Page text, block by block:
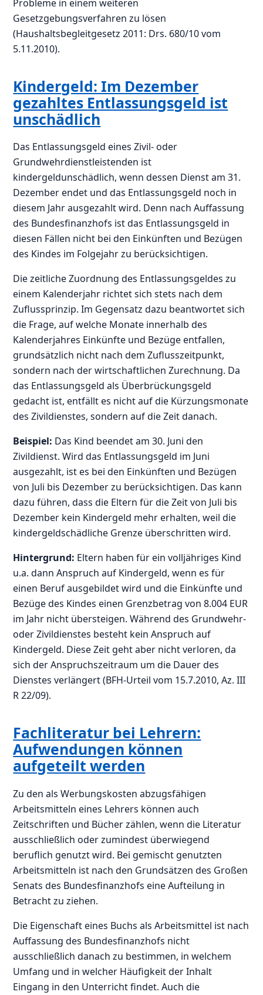
Probleme in einem weiteren
Gesetzgebungsverfahren zu lösen
(Haushaltsbegleitgesetz 2011: Drs. 680/10 vom
5.11.2010).
Kindergeld: Im Dezember
gezahltes Entlassungsgeld ist
unschädlich
Das Entlassungsgeld eines Zivil- oder
Grundwehrdienstleistenden ist
kindergeldunschädlich, wenn dessen Dienst am 31.
Dezember endet und das Entlassungsgeld noch in
diesem Jahr ausgezahlt wird. Denn nach Auffassung
des Bundesfinanzhofs ist das Entlassungsgeld in
diesen Fällen nicht bei den Einkünften und Bezügen
des Kindes im Folgejahr zu berücksichtigen.
Die zeitliche Zuordnung des Entlassungsgeldes zu
einem Kalenderjahr richtet sich stets nach dem
Zuflussprinzip. Im Gegensatz dazu beantwortet sich
die Frage, auf welche Monate innerhalb des
Kalenderjahres Einkünfte und Bezüge entfallen,
grundsätzlich nicht nach dem Zuflusszeitpunkt,
sondern nach der wirtschaftlichen Zurechnung. Da
das Entlassungsgeld als Überbrückungsgeld
gedacht ist, entfällt es nicht auf die Kürzungsmonate
des Zivildienstes, sondern auf die Zeit danach.
Beispiel: Das Kind beendet am 30. Juni den
Zivildienst. Wird das Entlassungsgeld im Juni
ausgezahlt, ist es bei den Einkünften und Bezügen
von Juli bis Dezember zu berücksichtigen. Das kann
dazu führen, dass die Eltern für die Zeit von Juli bis
Dezember kein Kindergeld mehr erhalten, weil die
kindergeldschädliche Grenze überschritten wird.
Hintergrund: Eltern haben für ein volljähriges Kind
u.a. dann Anspruch auf Kindergeld, wenn es für
einen Beruf ausgebildet wird und die Einkünfte und
Bezüge des Kindes einen Grenzbetrag von 8.004 EUR
im Jahr nicht übersteigen. Während des Grundwehr-
oder Zivildienstes besteht kein Anspruch auf
Kindergeld. Diese Zeit geht aber nicht verloren, da
sich der Anspruchszeitraum um die Dauer des
Dienstes verlängert (BFH-Urteil vom 15.7.2010, Az. III
R 22/09).
Fachliteratur bei Lehrern:
Aufwendungen können
aufgeteilt werden
Zu den als Werbungskosten abzugsfähigen
Arbeitsmitteln eines Lehrers können auch
Zeitschriften und Bücher zählen, wenn die Literatur
ausschließlich oder zumindest überwiegend
beruflich genutzt wird. Bei gemischt genutzten
Arbeitsmitteln ist nach den Grundsätzen des Großen
Senats des Bundesfinanzhofs eine Aufteilung in
Betracht zu ziehen.
Die Eigenschaft eines Buchs als Arbeitsmittel ist nach
Auffassung des Bundesfinanzhofs nicht
ausschließlich danach zu bestimmen, in welchem
Umfang und in welcher Häufigkeit der Inhalt
Eingang in den Unterricht findet. Auch die